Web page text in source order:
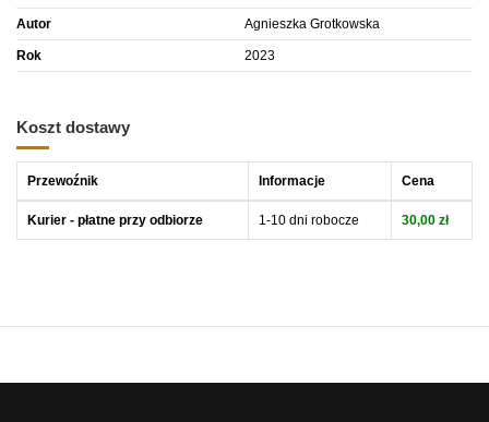
Autor Agnieszka Grotkowska
Rok 2023
Koszt dostawy
Przewoźnik Informacje Cena
Kurier - płatne przy odbiorze 1-10 dni robocze 30,00 zł